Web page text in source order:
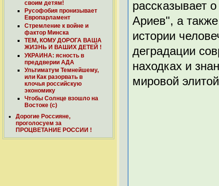
своим детям!
Русофобия пронизывает
Европарламент
Стремление к войне и
фактор Минска
ТЕМ, КОМУ ДОРОГА ВАША
ЖИЗНЬ И ВАШИХ ДЕТЕЙ !
УКРАИНА: ясность в
преддверии АДА
Ультиматум Темнейшему,
или Как разорвать в
клочья российскую
экономику
Чтобы Солнце взошло на
Востоке (с)
Дорогие Россияне,
проголосуем за
ПРОЦВЕТАНИЕ РОССИИ !
рассказывает
Ариев", а
истории
деградации
находках и
мировой